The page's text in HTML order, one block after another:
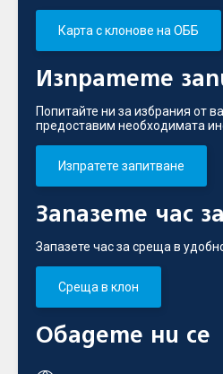
Карта с клонове на ОББ
Изпратете
Попитайте ни за избрания от
предоставим необходимата
Изпратете запитване
Запазете час
Запазете час за среща в
Среща в клон
Обадете ни се